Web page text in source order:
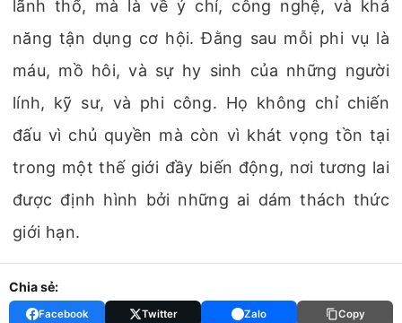
lãnh thổ, mà là về ý chí, công nghệ, và khả
năng tận dụng cơ hội. Đằng sau mỗi phi vụ là
máu, mồ hôi, và sự hy sinh của những người
lính, kỹ sư, và phi công. Họ không chỉ chiến
đấu vì chủ quyền mà còn vì khát vọng tồn tại
trong một thế giới đầy biến động, nơi tương lai
được định hình bởi những ai dám thách thức
giới hạn.
Chia sẻ:
Facebook Twitter Zalo Copy